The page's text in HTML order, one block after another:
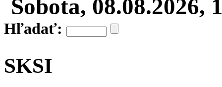
Sobota, 08.08.2026,
Hľadať:
SKSI